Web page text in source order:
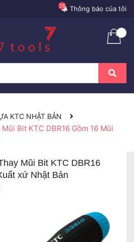
Thông báo của tôi
26
KTC NHẬT BẢN
Bit KTC DBR16 Gồm 16 Mũi
Mũi Bit KTC DBR16
xứ Nhật Bản